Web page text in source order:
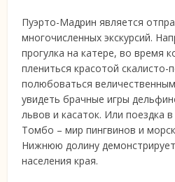
Пуэрто-Мадрин является
многочисленных экскурсий.
прогулка на катере, во время
плениться красотой скалисто-
полюбоваться
увидеть брачные игры
львов и касаток. Или поездка
Томбо – мир пингвинов и
Нижнюю долину
населения края.